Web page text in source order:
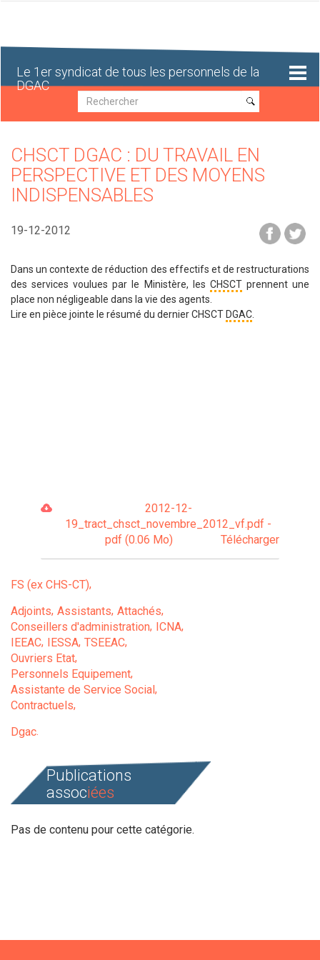
Le 1er syndicat de tous les personnels de la
DGAC
Recherche
Recherche
CHSCT DGAC : DU TRAVAIL EN
PERSPECTIVE ET DES MOYENS
INDISPENSABLES
19-12-2012
Dans un contexte de réduction des effectifs et de restructurations
des services voulues par le Ministère, les CHSCTprennent une
place non négligeable dans la vie des agents.
Lire en pièce jointe le résumé du dernier CHSCT DGAC
2012-12-
19_tract_chsct_novembre_2012_vf.pdf -
pdf (0.06 Mo)
Télécharger
FS (ex CHS-CT)
Adjoints Assistants Attachés
Conseillers d'administration ICNA
IEEAC IESSA TSEEAC
Ouvriers Etat
Personnels Equipement
Assistante de Service Social
Contractuels
Dgac
Publications
associées
Pas de contenu pour cette catégorie.